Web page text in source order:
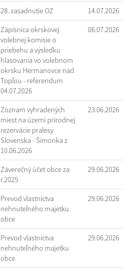
28. zasadnutie OZ 14.07.2026
Zápisnica okrskovej
volebnej komisie o
priebehu a výsledku
hlasovania vo volebnom
okrsku Hermanovce nad
Topľou - referendum
04.07.2026
06.07.2026
Zoznam vyhradených
miest na území prírodnej
rezervácie pralesy
Slovenska - Šimonka z
10.06.2026
23.06.2026
Záverečný účet obce za
r.2025
29.06.2026
Prevod vlastníctva
nehnuteľného majetku
obce
29.06.2026
Prevod vlastníctva
nehnuteľného majetku
obce
29.06.2026